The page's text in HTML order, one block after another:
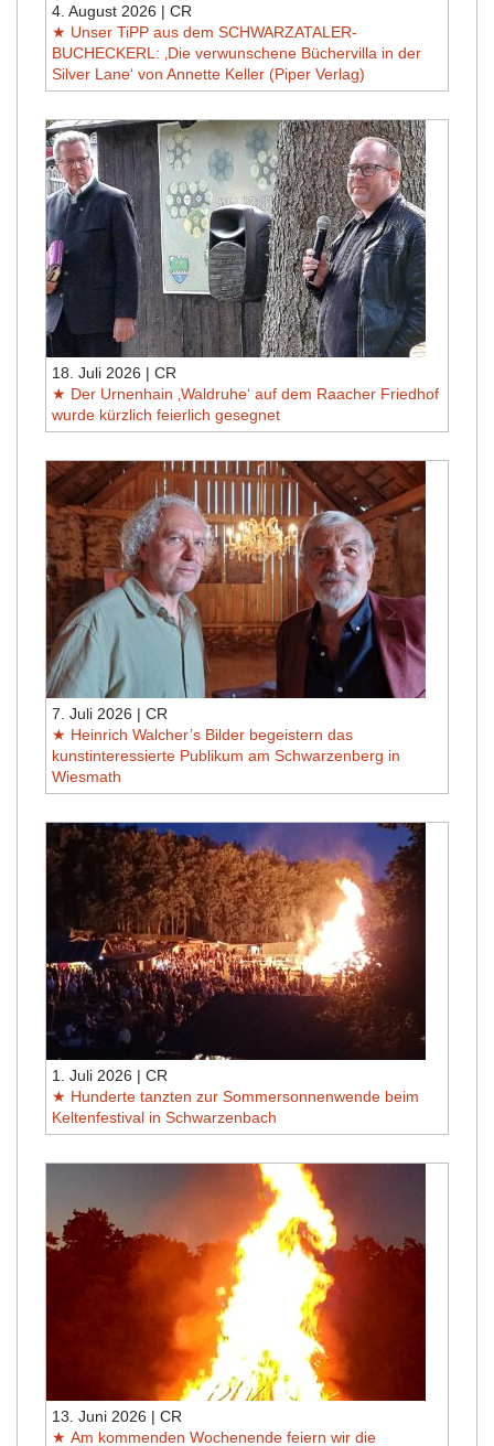
4. August 2026 | CR
Unser TiPP aus dem SCHWARZATALER-
BUCHECKERL: ‚Die verwunschene Büchervilla in der
Silver Lane‘ von Annette Keller (Piper Verlag)
18. Juli 2026 | CR
Der Urnenhain ‚Waldruhe‘ auf dem Raacher Friedhof
wurde kürzlich feierlich gesegnet
7. Juli 2026 | CR
Heinrich Walcher’s Bilder begeistern das
kunstinteressierte Publikum am Schwarzenberg in
Wiesmath
1. Juli 2026 | CR
Hunderte tanzten zur Sommersonnenwende beim
Keltenfestival in Schwarzenbach
13. Juni 2026 | CR
Am kommenden Wochenende feiern wir die